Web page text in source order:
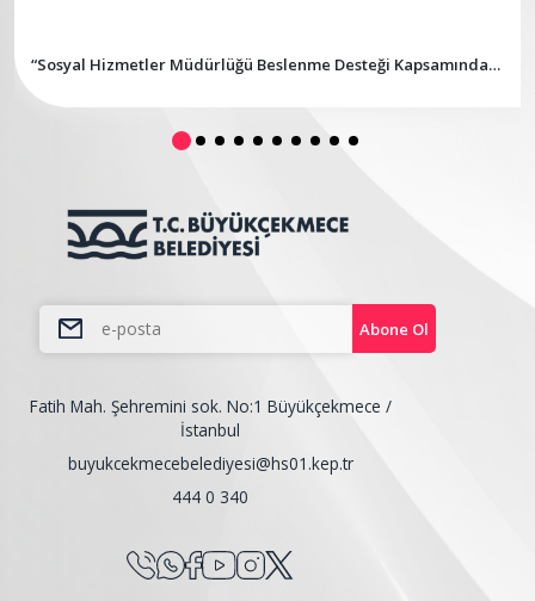
“Sosyal Hizmetler Müdürlüğü Beslenme Desteği Kapsamında
Abone Ol
Fatih Mah. Şehremini sok. No:1 Büyükçekmece /
İstanbul
buyukcekmecebelediyesi@hs01.kep.tr
444 0 340